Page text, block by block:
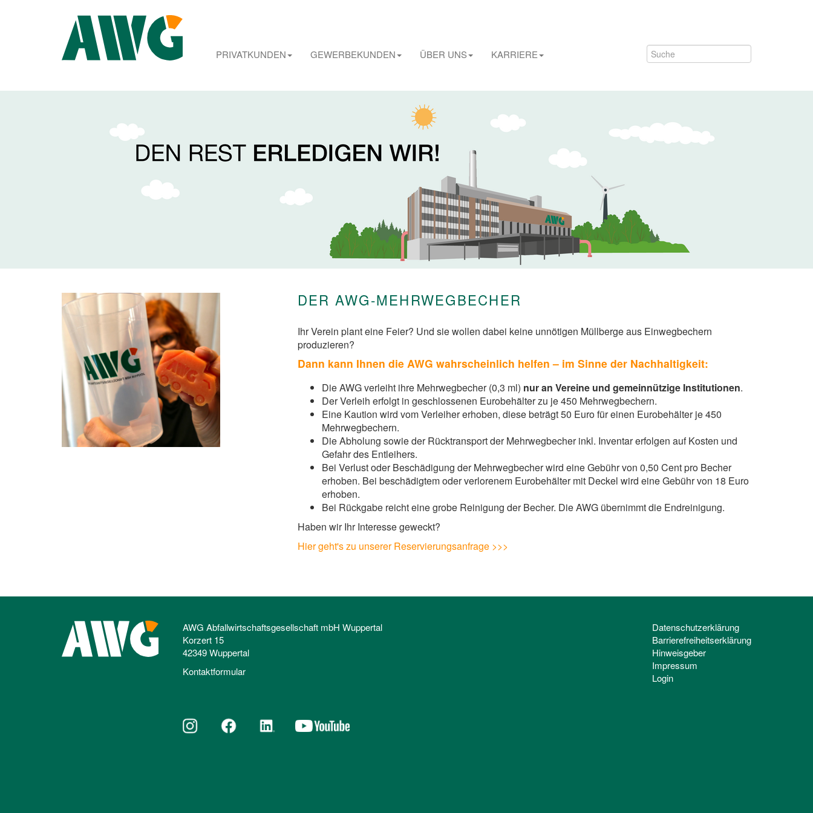
PRIVATKUNDEN GEWERBEKUNDEN ÜBER UNS KARRIERE
DER AWG-MEHRWEGBECHER
Ihr Verein plant eine Feier? Und sie wollen dabei keine unnötigen Müllberge aus Einwegbechern
produzieren?
Dann kann Ihnen die AWG wahrscheinlich helfen – im Sinne der Nachhaltigkeit:
Die AWG verleiht ihre Mehrwegbecher (0,3 ml) nur an Vereine und gemeinnützige Institutionen.
Der Verleih erfolgt in geschlossenen Eurobehälter zu je 450 Mehrwegbechern.
Eine Kaution wird vom Verleiher erhoben, diese beträgt 50 Euro für einen Eurobehälter je 450
Mehrwegbechern.
Die Abholung sowie der Rücktransport der Mehrwegbecher inkl. Inventar erfolgen auf Kosten und
Gefahr des Entleihers.
Bei Verlust oder Beschädigung der Mehrwegbecher wird eine Gebühr von 0,50 Cent pro Becher
erhoben. Bei beschädigtem oder verlorenem Eurobehälter mit Deckel wird eine Gebühr von 18 Euro
erhoben.
Bei Rückgabe reicht eine grobe Reinigung der Becher. Die AWG übernimmt die Endreinigung.
Haben wir Ihr Interesse geweckt?
Hier geht's zu unserer Reservierungsanfrage >>>
AWG Abfallwirtschaftsgesellschaft mbH Wuppertal
Korzert 15
42349 Wuppertal
Kontaktformular
Datenschutzerklärung
Barrierefreiheitserklärung
Hinweisgeber
Impressum
Login